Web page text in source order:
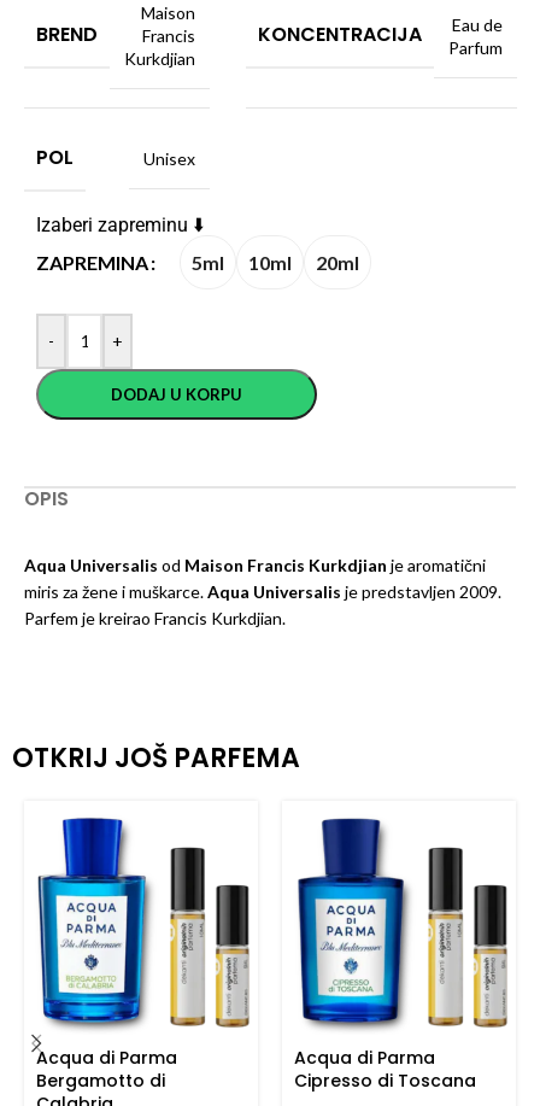
BREND
Maison
Francis
Kurkdjian
KONCENTRACIJA
Eau de
Parfum
POL Unisex
Izaberi zapreminu ⬇️
ZAPREMINA
5ml 10ml 20ml
- +
DODAJ U KORPU
OPIS
Aqua Universalis od Maison Francis Kurkdjian je aromatični
miris za žene i muškarce.Aqua Universalis je predstavljen 2009.
Parfem je kreirao Francis Kurkdjian.
OTKRIJ JOŠ PARFEMA
Acqua di Parma
Bergamotto di
Acqua di Parma
Cipresso di Toscana